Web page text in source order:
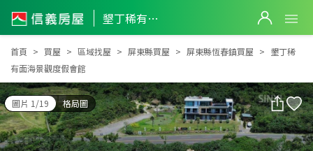
墾丁稀有面海景觀度假會館
墾丁稀有面海景觀度假會館
首頁 買屋 區域找屋 屏東縣買屋 屏東縣恆春鎮買屋
墾丁稀
有面海景觀度假會館
圖片 1/19 格局圖